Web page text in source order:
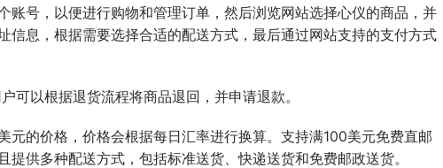
账号，以便进行购物和管理订单，然后浏览网站选择心仪的商品，并
信息， 根据需要选择合适的配送方式，最后通过网站支持的支付方式
可以根据退货流程将商品退回，并申请退款。
元的价格，价格会根据每日汇率进行换算。支持满100美元免费直邮
提供多种配送方式，包括标准送货、快递送货和免费邮政送货。